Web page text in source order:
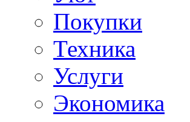
Покупки
Техника
Услуги
Экономика